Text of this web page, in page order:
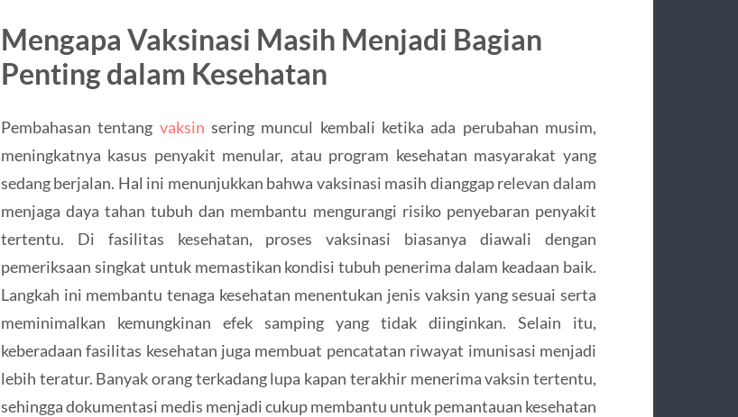
Mengapa Vaksinasi Masih Menjadi Bagian
Penting dalam Kesehatan
Pembahasan tentang vaksin sering muncul kembali ketika ada perubahan musim,
meningkatnya kasus penyakit menular, atau program kesehatan masyarakat yang
sedang berjalan. Hal ini menunjukkan bahwa vaksinasi masih dianggap relevan dalam
menjaga daya tahan tubuh dan membantu mengurangi risiko penyebaran penyakit
tertentu. Di fasilitas kesehatan, proses vaksinasi biasanya diawali dengan
pemeriksaan singkat untuk memastikan kondisi tubuh penerima dalam keadaan baik.
Langkah ini membantu tenaga kesehatan menentukan jenis vaksin yang sesuai serta
meminimalkan kemungkinan efek samping yang tidak diinginkan. Selain itu,
keberadaan fasilitas kesehatan juga membuat pencatatan riwayat imunisasi menjadi
lebih teratur. Banyak orang terkadang lupa kapan terakhir menerima vaksin tertentu,
sehingga dokumentasi medis menjadi cukup membantu untuk pemantauan kesehatan